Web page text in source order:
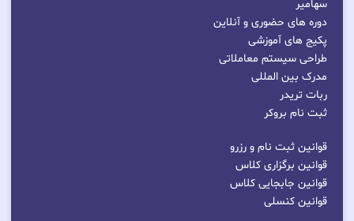
سهامیر
دوره های حضوری و آنلاین
پکیج های آموزشی
طراحی سیستم معاملاتی
مدرک بین المللی
ربات تریدر
ثبت نام بروکر
قوانین ثبت نام و رزرو
قوانین برگزاری کلاس
قوانین جابجایی کلاس
قوانین کنسلی